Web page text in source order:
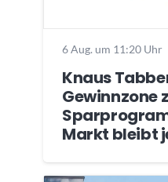
6 Aug. um 11:20 Uhr
Knaus
Gewinnzone
Markt bleibt